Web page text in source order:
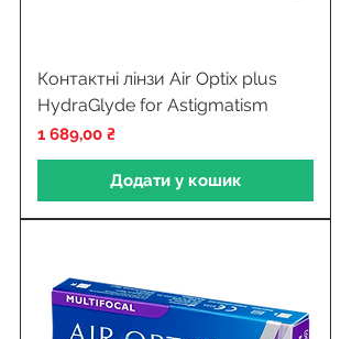
Контактні лінзи Air Optix plus
HydraGlyde for Astigmatism
Ціна
1 689,00 ₴
Додати у кошик